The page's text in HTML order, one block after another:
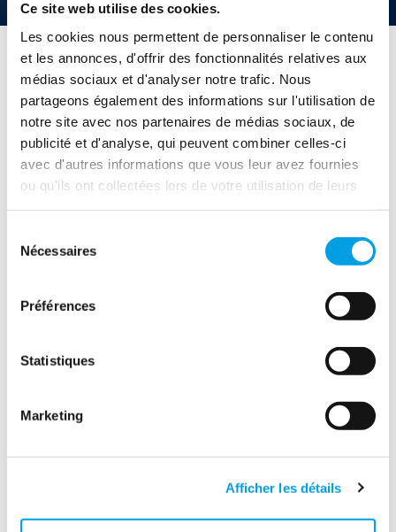
Ce site web utilise des cookies.
Les cookies nous permettent de personnaliser le contenu
et les annonces, d'offrir des fonctionnalités relatives aux
médias sociaux et d'analyser notre trafic. Nous
partageons également des informations sur l'utilisation de
notre site avec nos partenaires de médias sociaux, de
publicité et d'analyse, qui peuvent combiner celles-ci
avec d'autres informations que vous leur avez fournies
ou qu'ils ont collectées lors de votre utilisation de leurs
Nécessaires
Préférences
Statistiques
Marketing
Afficher les détails
Accueil /Qui sommes nous/ Nos employés
Travaillez chez Polygon
Nos collaborateurs font la différence. Ils rencontrent
chaque jour des clients ayant subi un sinistre. Ils
s’engagent à restaurer les biens endommagés dans les plus
brefs délais tout en accompagnant humainement les
clients.
Nos collaborateurs sont fiers de leur travail et de leur
mission : aider efficacement les clients. Polygon est
orientées vers la communication et la performance.